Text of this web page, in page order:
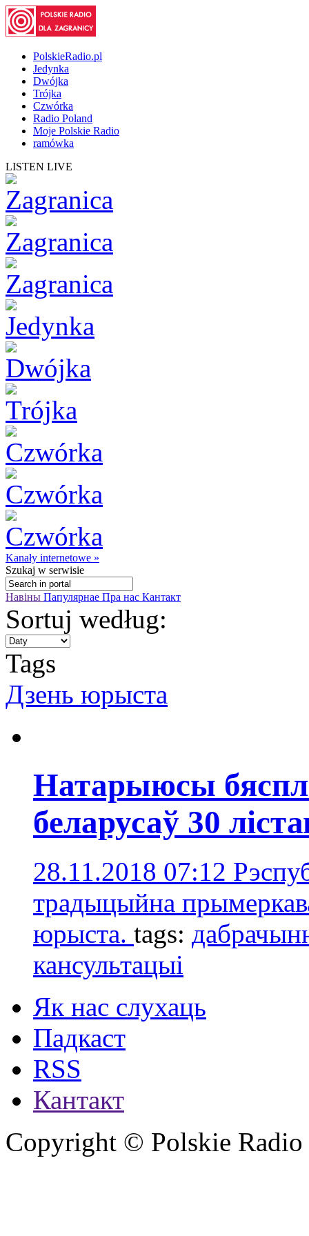
PolskieRadio.pl
Jedynka
Dwójka
Trójka
Czwórka
Radio Poland
Moje Polskie Radio
ramówka
LISTEN LIVE
Kanały internetowe »
Szukaj w serwisie
Навіны Папулярнае Пра нас Кантакт
Sortuj według:
Tags
Дзень юрыста
Натарыюсы
беларусаў 30
28.11.2018 07:12
традыцыйна
юрыста. tags:
кансультацыі
Як нас слухаць
Падкаст
RSS
Кантакт
Copyright © Polskie